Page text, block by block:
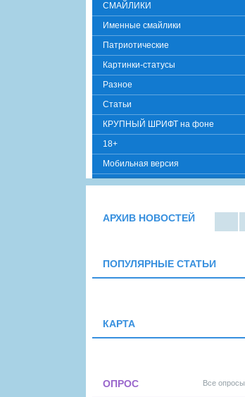
СМАЙЛИКИ
Именные смайлики
Патриотические
Картинки-статусы
Разное
Cтатьи
КРУПНЫЙ ШРИФТ на фоне
18+
Мобильная версия
АРХИВ НОВОСТЕЙ
а
ПОПУЛЯРНЫЕ СТАТЬИ
КАРТА
ОПРОС Все опросы